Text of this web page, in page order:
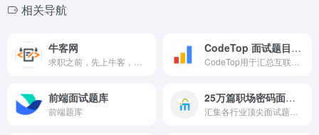
相关导航
牛客网 CodeTop 面试题目总结
前端面试题库
前端题库
25万篇职场密码面试题库